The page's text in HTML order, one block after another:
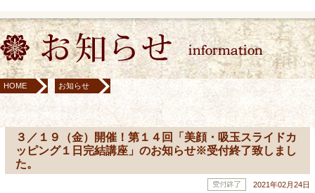
HOME
お知らせ
３／１９（金）開催！第１４回「美顔・吸玉スライドカッピング１日完結講座」のお知ら
せ※受付終了致しました。
３／１９（金）開催！第１４回「美顔・吸玉スライドカ
ッピング１日完結講座」のお知らせ※受付終了致しまし
た。
2021年02月24日